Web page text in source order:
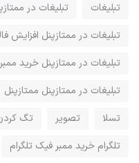
تبلیغات
تبلیغات در
تبلیغات در ممتازپنل افزایش
تبلیغات در ممتازپنل خرید
تبلیغات در ممتازپنل ممتازپنل
تسلا
تصویر تگ
تلگرام خرید ممبر فیک تلگرام